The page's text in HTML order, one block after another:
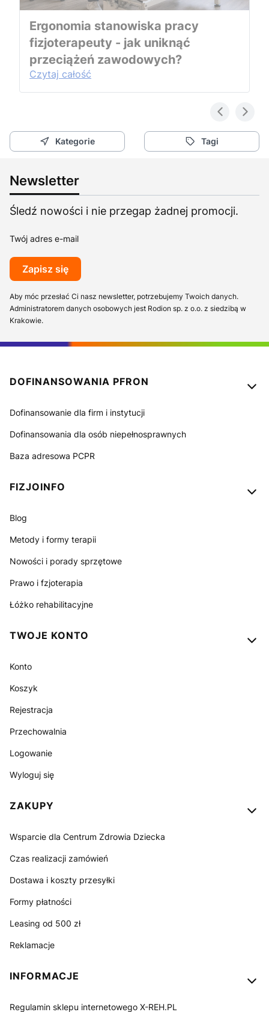
Ergonomia stanowiska pracy
fizjoterapeuty - jak uniknąć
przeciążeń zawodowych?
Czytaj całość
Kategorie Tagi
Newsletter
Śledź nowości i nie przegap żadnej promocji.
Twój adres e-mail
Zapisz się
Aby móc przesłać Ci nasz newsletter, potrzebujemy Twoich danych.
Administratorem danych osobowych jest Rodion sp. z o.o. z siedzibą w
Krakowie.
Linki w stopce
DOFINANSOWANIA PFRON
Dofinansowanie dla firm i instytucji
Dofinansowania dla osób niepełnosprawnych
Baza adresowa PCPR
FIZJOINFO
Blog
Metody i formy terapii
Nowości i porady sprzętowe
Prawo i fzjoterapia
Łóżko rehabilitacyjne
TWOJE KONTO
Konto
Koszyk
Rejestracja
Przechowalnia
Logowanie
Wyloguj się
ZAKUPY
Wsparcie dla Centrum Zdrowia Dziecka
Czas realizacji zamówień
Dostawa i koszty przesyłki
Formy płatności
Leasing od 500 zł
Reklamacje
INFORMACJE
Regulamin sklepu internetowego X-REH.PL